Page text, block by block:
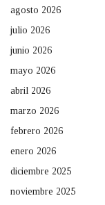
agosto 2026
julio 2026
junio 2026
mayo 2026
abril 2026
marzo 2026
febrero 2026
enero 2026
diciembre 2025
noviembre 2025